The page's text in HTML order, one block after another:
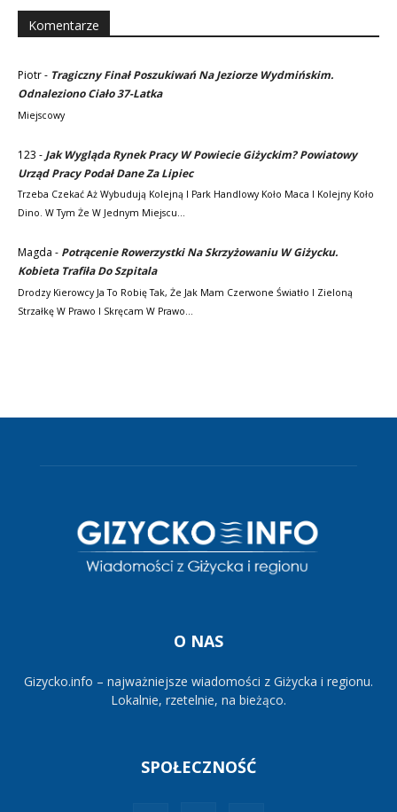
Komentarze
Piotr- Tragiczny Finał Poszukiwań Na Jeziorze Wydmińskim.
Odnaleziono Ciało 37-Latka
Miejscowy
123 - Jak Wygląda Rynek Pracy W Powiecie Giżyckim? Powiatowy
Urząd Pracy Podał Dane Za Lipiec
Trzeba Czekać Aż Wybudują Kolejną I Park Handlowy Koło Maca I Kolejny Koło
Dino. W Tym Że W Jednym Miejscu…
Magda - Potrącenie Rowerzystki Na Skrzyżowaniu W Giżycku.
Kobieta Trafiła Do Szpitala
Drodzy Kierowcy Ja To Robię Tak, Że Jak Mam Czerwone Światło I Zieloną
Strzałkę W Prawo I Skręcam W Prawo…
O NAS
Gizycko.info – najważniejsze wiadomości z Giżycka i regionu.
Lokalnie, rzetelnie, na bieżąco.
SPOŁECZNOŚĆ